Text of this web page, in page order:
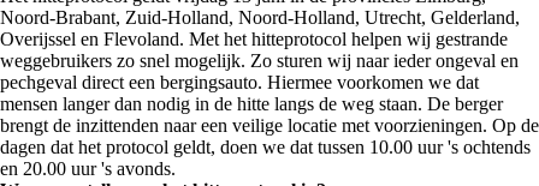
Noord-Brabant, Zuid-Holland, Noord-Holland, Utrecht, Gelderland,
Overijssel en Flevoland. Met het hitteprotocol helpen wij gestrande
weggebruikers zo snel mogelijk. Zo sturen wij naar ieder ongeval en
pechgeval direct een bergingsauto. Hiermee voorkomen we dat
mensen langer dan nodig in de hitte langs de weg staan. De berger
brengt de inzittenden naar een veilige locatie met voorzieningen. Op de
dagen dat het protocol geldt, doen we dat tussen 10.00 uur 's ochtends
en 20.00 uur 's avonds.